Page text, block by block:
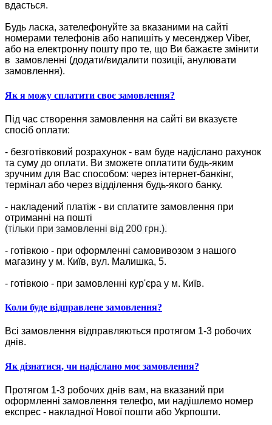
вдасться.
Будь ласка, зателефонуйте за вказаними на сайті
номерами телефонів або напишіть у месенджер Viber,
або на електронну пошту про те, що Ви бажаєте змінити
в замовленні (додати/видалити позиції, анулювати
замовлення).
Як я можу сплатити своє замовлення?
Під час створення замовлення на сайті ви вказуєте
спосіб оплати:
- безготівковий розрахунок - вам буде надіслано рахунок
та суму до оплати. Ви зможете оплатити будь-яким
зручним для Вас способом: через інтернет-банкінг,
термінал або через відділення будь-якого банку.
- накладений платіж - ви сплатите замовлення при
отриманні на пошті
(тільки при замовленні від 200 грн.).
- готівкою - при оформленні самовивозом з нашого
магазину у м. Київ, вул. Малишка, 5.
- готівкою - при замовленні кур'єра у м. Київ.
Коли буде відправлене замовлення?
Всі замовлення відправляються протягом 1-3 робочих
днів.
Як дізнатися, чи надіслано моє замовлення?
Протягом 1-3 робочих днів вам, на вказаний при
оформленні замовлення телефо, ми надішлемо номер
експрес - накладної Нової пошти або Укрпошти.